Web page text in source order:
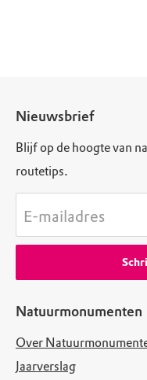
Natuurmonumenten
Over
Jaarverslag
Nieuwsbrief
Blijf op de hoogte van
routetips.
E-mailadres